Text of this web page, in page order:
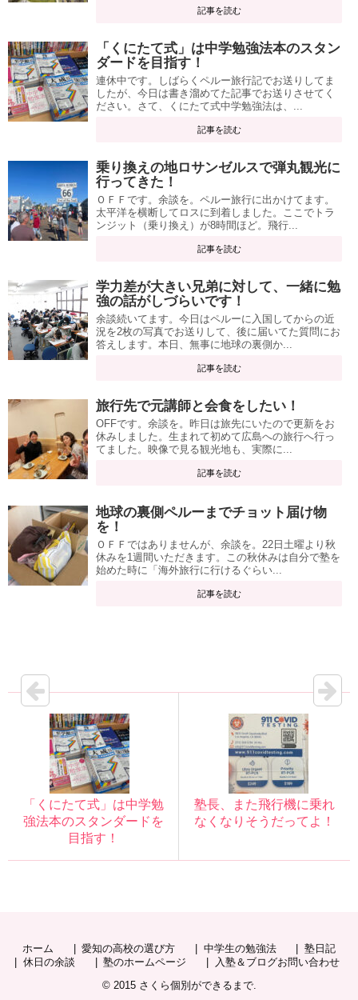
記事を読む
「くにたて式」は中学勉強法本のスタン
ダードを目指す！
連休中です。しばらくペルー旅行記でお送りしてま
したが、今日は書き溜めてた記事でお送りさせてく
ださい。さて、くにたて式中学勉強法は、...
記事を読む
乗り換えの地ロサンゼルスで弾丸観光に
行ってきた！
ＯＦＦです。余談を。ペルー旅行に出かけてます。
太平洋を横断してロスに到着しました。ここでトラ
ンジット（乗り換え）が8時間ほど。飛行...
記事を読む
学力差が大きい兄弟に対して、一緒に勉
強の話がしづらいです！
余談続いてます。今日はペルーに入国してからの近
況を2枚の写真でお送りして、後に届いてた質問にお
答えします。本日、無事に地球の裏側か...
記事を読む
旅行先で元講師と会食をしたい！
OFFです。余談を。昨日は旅先にいたので更新をお
休みしました。生まれて初めて広島への旅行へ行っ
てました。映像で見る観光地も、実際に...
記事を読む
地球の裏側ペルーまでチョット届け物
を！
ＯＦＦではありませんが、余談を。22日土曜より秋
休みを1週間いただきます。この秋休みは自分で塾を
始めた時に「海外旅行に行けるぐらい...
記事を読む
「くにたて式」は中学勉
強法本のスタンダードを
目指す！
塾長、また飛行機に乗れ
なくなりそうだってよ！
ホーム 愛知の高校の選び方 中学生の勉強法
塾日記
休日の余談
塾のホームページ
入塾＆ブログお問い合わせ
© 2015 さくら個別ができるまで.